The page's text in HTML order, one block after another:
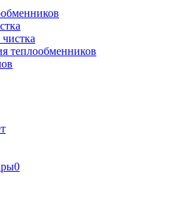
чистка
теплообменников
0